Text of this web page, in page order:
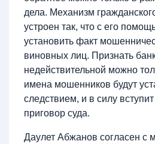
дела. Механизм
устроен так, что с его
установить факт
виновных лиц. Признать
недействительной можно
имена мошенников будут
следствием, и в силу
приговор суда.
Даулет Абжанов согласен с